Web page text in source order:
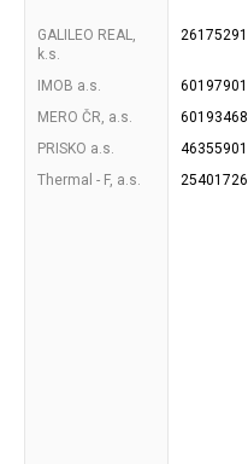
GALILEO REAL,
k.s.
26175291
IMOB a.s. 60197901
MERO ČR, a.s.
60193468
PRISKO a.s.
46355901
Thermal - F, a.s.
25401726